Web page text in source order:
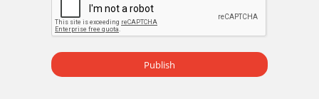
Publish